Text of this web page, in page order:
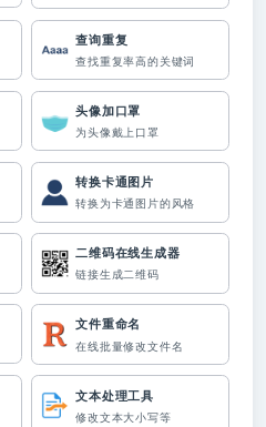
查询重复
查找重复率高的关键词
头像加口罩
为头像戴上口罩
转换卡通图片
转换为卡通图片的风格
二维码在线生成器
链接生成二维码
文件重命名
在线批量修改文件名
文本处理工具
修改文本大小写等